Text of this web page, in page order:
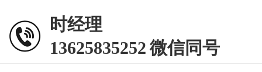
时经理
13625835252 微信同号